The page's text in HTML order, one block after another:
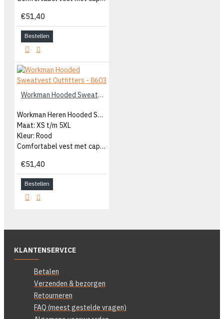
€51,40
Bestellen
Workman Hooded Sweatvest Outfitters - 8603
Workman Heren Hooded Sweatvest
Maat: XS t/m 5XL
Kleur: Rood
Comfortabel vest met capuchon
€51,40
Bestellen
KLANTENSERVICE
Betalen
Verzenden & bezorgen
Retourneren
FAQ (meest gestelde vragen)